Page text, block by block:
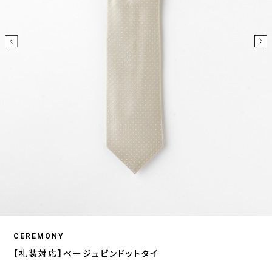
CEREMONY
【礼装対応】ベージュピンドットタイ